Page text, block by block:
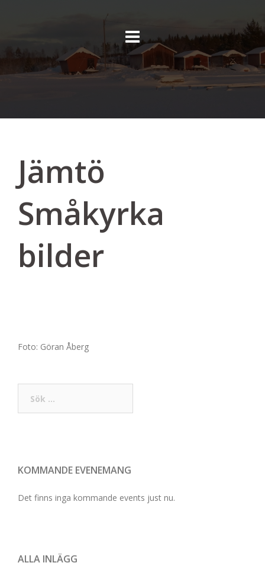
Jämtö
Småkyrka
bilder
Foto: Göran Åberg
efter:
KOMMANDE EVENEMANG
Det finns inga kommande events just nu.
ALLA INLÄGG